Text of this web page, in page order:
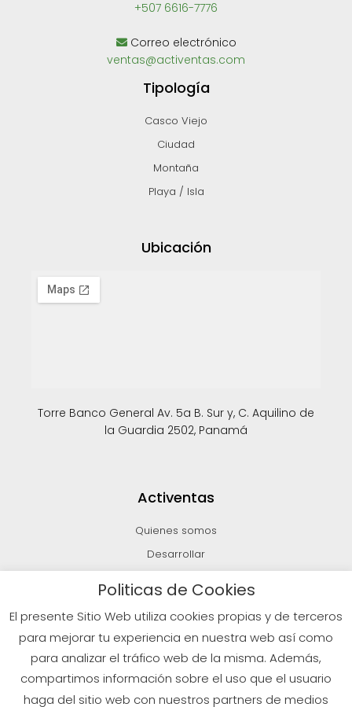
+507 6616-7776
Correo electrónico
ventas@activentas.com
Tipología
Casco Viejo
Ciudad
Montaña
Playa / Isla
Ubicación
Torre Banco General Av. 5a B. Sur y, C. Aquilino de
la Guardia 2502, Panamá
Activentas
Quienes somos
Desarrollar
Blog
Politicas de Cookies
El presente Sitio Web utiliza cookies propias y de terceros
para mejorar tu experiencia en nuestra web así como
para analizar el tráfico web de la misma. Además,
compartimos información sobre el uso que el usuario
haga del sitio web con nuestros partners de medios